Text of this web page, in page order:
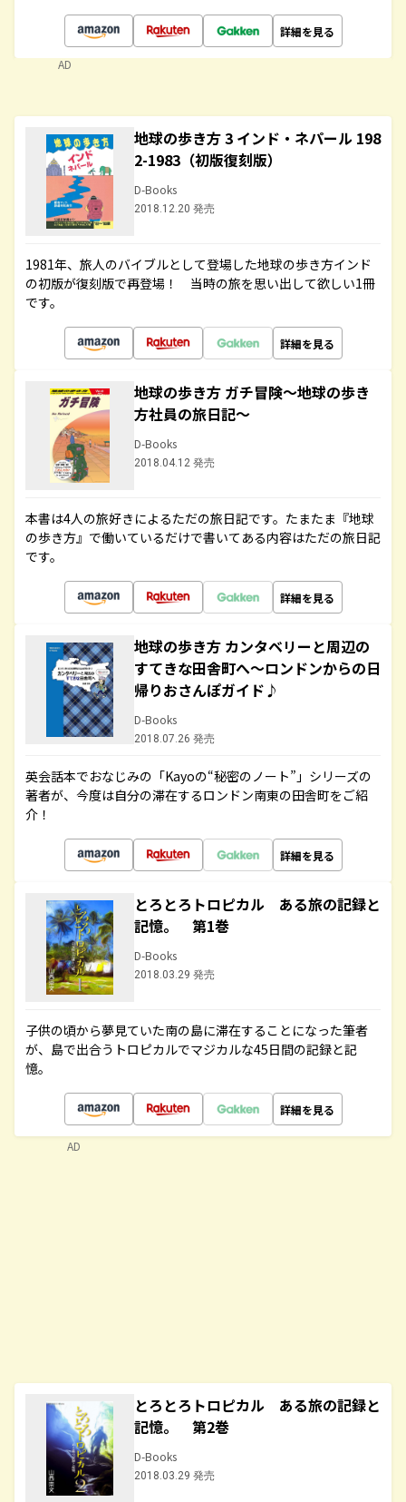
詳細を見る
AD
地球の歩き方 3 インド・ネパール 198
2-1983（初版復刻版）
D-Books
2018.12.20 発売
1981年、旅人のバイブルとして登場した地球の歩き方インド
の初版が復刻版で再登場！ 当時の旅を思い出して欲しい1冊
です。
詳細を見る
地球の歩き方 ガチ冒険～地球の歩き
方社員の旅日記～
D-Books
2018.04.12 発売
本書は4人の旅好きによるただの旅日記です。たまたま『地球
の歩き方』で働いているだけで書いてある内容はただの旅日記
です。
詳細を見る
地球の歩き方 カンタベリーと周辺の
すてきな田舎町へ～ロンドンからの日
帰りおさんぽガイド♪
D-Books
2018.07.26 発売
英会話本でおなじみの「Kayoの“秘密のノート”」シリーズの
著者が、今度は自分の滞在するロンドン南東の田舎町をご紹
介！
詳細を見る
とろとろトロピカル ある旅の記録と
記憶。 第1巻
D-Books
2018.03.29 発売
子供の頃から夢見ていた南の島に滞在することになった筆者
が、島で出合うトロピカルでマジカルな45日間の記録と記
憶。
詳細を見る
とろとろトロピカル ある旅の記録と
記憶。 第2巻
D-Books
2018.03.29 発売
AD